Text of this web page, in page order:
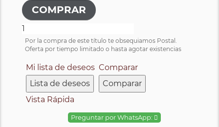
Por la compra de este título te obsequiamos Postal.
Oferta por tiempo limitado o hasta agotar existencias
Mi lista de deseos
Lista de deseos
Comparar
Comparar
Vista Rápida
Preguntar por WhatsApp: